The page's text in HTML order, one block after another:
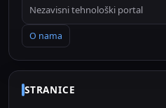
Nezavisni tehnološki portal
O nama
STRANICE